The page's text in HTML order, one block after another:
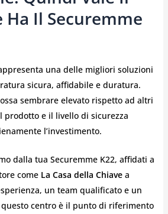
Ha Il Securemme
una delle migliori soluzioni
sicura, affidabile e duratura.
sembrare elevato rispetto ad altri
prodotto e il livello di sicurezza
l’investimento.
dalla tua Securemme K22, affidati a
come La Casa della Chiavea
un team qualificato e un
centro è il punto di riferimento